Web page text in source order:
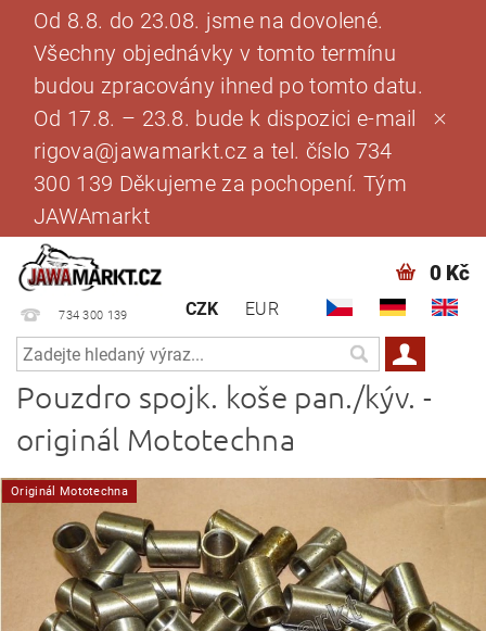
Od 8.8. do 23.08. jsme na dovolené.
Všechny objednávky v tomto termínu
budou zpracovány ihned po tomto datu.
Od 17.8. – 23.8. bude k dispozici e-mail
rigova@jawamarkt.cz a tel. číslo 734
300 139 Děkujeme za pochopení. Tým
JAWAmarkt
734 300 139 CZK EUR
0 Kč
Pouzdro spojk. koše pan./kýv. -
originál Mototechna
Originál Mototechna